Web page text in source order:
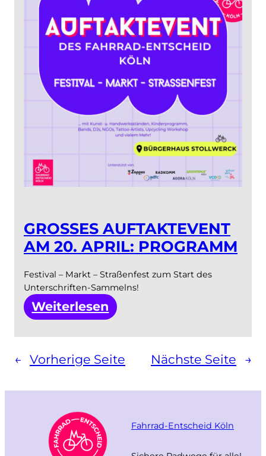
GROSSES AUFTAKTEVENT A
M 20. APRIL: PROGRAMM
Festival – Markt – Straßenfest zum Start des
Unterschriften-Sammelns!
Weiterlesen
am
Programm
← Vorherige Seite Nächste Seite →
Fahrrad-Entscheid Köln